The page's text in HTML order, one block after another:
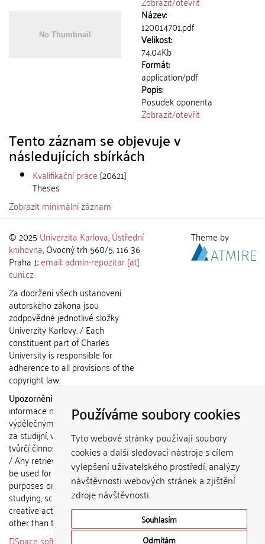
Používáme soubory cookies
Tyto webové stránky používají soubory
cookies a další sledovací nástroje s cílem
vylepšení uživatelského prostředí, analýzy
návštěvnosti webových stránek a zjištění
zdroje návštěvnosti.
Souhlasím
Odmítám
Název:
120014701.pdf
Velikost:
74.04Kb
Formát:
application/pdf
Popis:
Posudek oponenta
Zobrazit/otevřít
Tento záznam se objevuje v
následujících sbírkách
Kvalifikační práce [20621]
Theses
Zobrazit minimální záznam
© 2025 Univerzita Karlova,Ústřední
knihovna, Ovocný trh 560/5, 116 36
Praha 1;email: admin-repozitar [at]
cuni.cz
Za dodržení všech ustanovení
autorského zákona jsou
zodpovědné jednotlivé složky
Univerzity Karlovy. / Each
constituent part of Charles
University is responsible for
adherence to all provisions of the
copyright law.
Upozornění / Notice:
informace nemohou být použity k
výdělečným účelům nebo vydávány
za studijní, vědeckou nebo jinou
tvůrčí činnost jiné osoby než autora.
/ Any retrieved information shall not
be used for any commercial
purposes or claimed as results of
studying, scientific or any other
creative activities of any person
other than the author.
DSpace software
copyright © 2002-
Theme by